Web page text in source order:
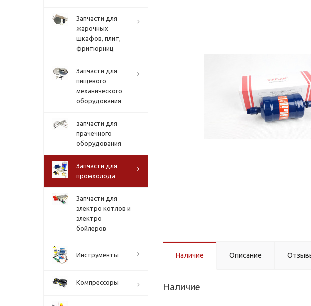
Наличие Описание
Наличие
Запчасти для
жарочных
шкафов, плит,
фритюрниц
Запчасти для
пищевого
механического
оборудования
запчасти для
прачечного
оборудования
Запчасти для
промхолода
Запчасти для
электро котлов и
электро
бойлеров
Инструменты
Компрессоры